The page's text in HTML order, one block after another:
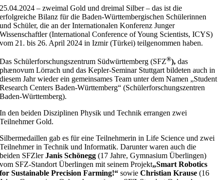
25.04.2024 – zweimal Gold und dreimal Silber – das ist die
erfolgreiche Bilanz für die Baden-Württembergischen Schülerinnen
und Schüler, die an der Internationalen Konferenz Junger
Wissenschaftler (International Conference of Young Scientists, ICYS)
vom 21. bis 26. April 2024 in Izmir (Türkei) teilgenommen haben.
Das Schülerforschungszentrum Südwürttemberg (SFZ®),das
phænovum Lörrach und das Kepler-Seminar Stuttgart bildeten auch in
diesem Jahr wieder ein gemeinsames Team unter dem Namen „Student
Research Centers Baden-Württemberg“ (Schülerforschungszentren
Baden-Württemberg).
In den beiden Disziplinen Physik und Technik errangen zwei
Teilnehmer Gold.
Silbermedaillen gab es für eine Teilnehmerin in Life Science und zwei
Teilnehmer in Technik und Informatik. Darunter waren auch die
beiden SFZlerJanis Schönegg(17 Jahre, Gymnasium Überlingen)
vom SFZ-Standort Überlingen mit seinem Projekt„Smart Robotics
for Sustainable Precision Farming!“sowieChristian Krause(16